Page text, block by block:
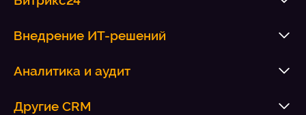
Внедрение ИТ-решений
Аналитика и аудит
Другие CRM